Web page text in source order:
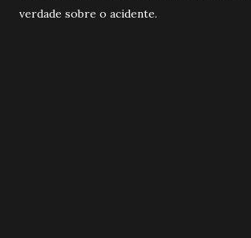
verdade sobre o acidente.